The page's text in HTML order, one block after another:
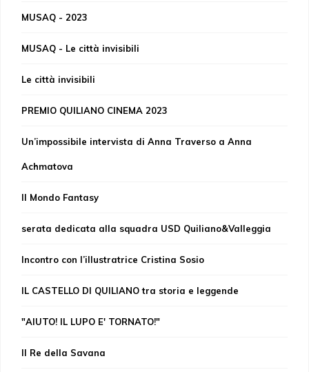
MUSAQ - 2023
MUSAQ - Le città invisibili
Le città invisibili
PREMIO QUILIANO CINEMA 2023
Un’impossibile intervista di Anna Traverso a Anna
Achmatova
Il Mondo Fantasy
serata dedicata alla squadra USD Quiliano&Valleggia
Incontro con l’illustratrice Cristina Sosio
IL CASTELLO DI QUILIANO tra storia e leggende
"AIUTO! IL LUPO E' TORNATO!"
Il Re della Savana